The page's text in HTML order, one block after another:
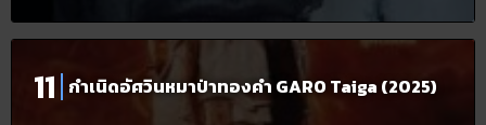
กำเนิดอัศวินหมาป่าทองคำ GARO Taiga (2025)